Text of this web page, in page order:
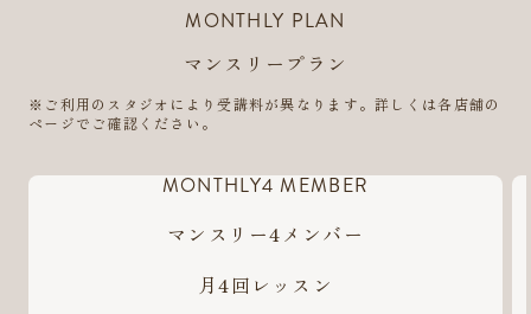
MONTHLY PLAN
マンスリープラン
※ご利用のスタジオにより受講料が異なります。詳しくは各店舗の
ページでご確認ください。
MONTHLY4 MEMBER
マンスリー4メンバー
月4回レッスン